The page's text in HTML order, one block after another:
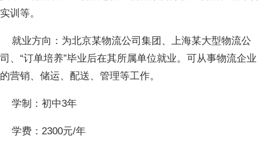
实训等。
就业方向：为北京某物流公司集团、上海某大型物流公
司、“订单培养”毕业后在其所属单位就业。可从事物流企业
的营销、储运、配送、管理等工作。
学制：初中3年
学费：2300元/年